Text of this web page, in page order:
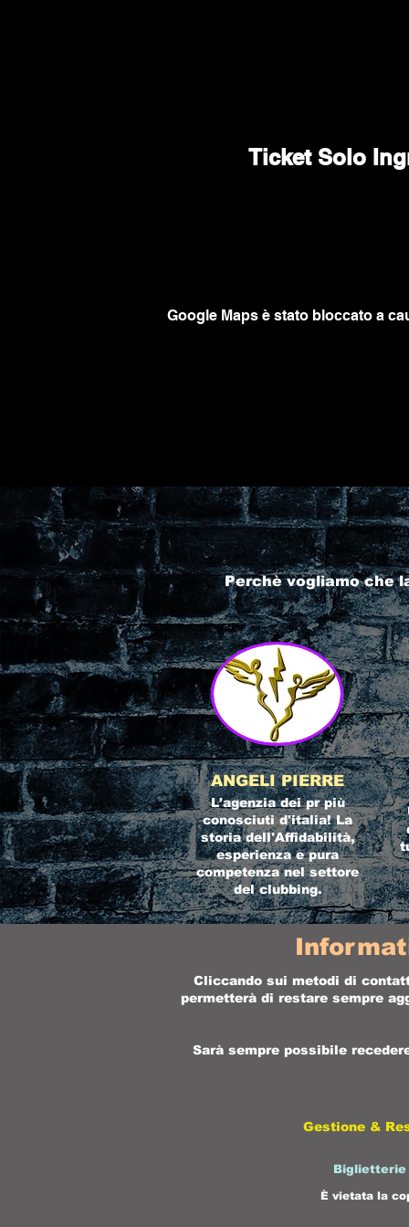
Ticket Solo
Google Maps è stato bloccato a
Perchè vogliamo che
ANGELI PIERRE
L'agenzia dei pr più
conosciuti d'italia! La
storia dell'Affidabilità,
esperienza e pura
competenza nel settore
del clubbing.
Cliccando sui metodi di
permetterà di restare sempre
Sarà sempre possibile
Gestione &
È vietata la